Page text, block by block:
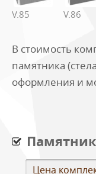
V.85 V.86
В стоимость
памятника
оформления и
Цена